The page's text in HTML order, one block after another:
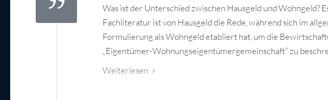
Was ist der Unterschied zwischen Hausgeld und Wohngeld?
Fachliteratur ist von Hausgeld die Rede, während sich im
Formulierung als Wohngeld etabliert hat, um die
„Eigentümer-Wohnungseigentümergemeinschaft“ zu
Weiterlesen